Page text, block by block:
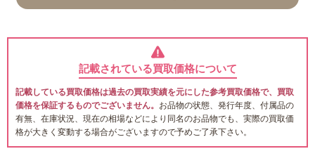
記載されている買取価格について
記載している買取価格は過去の買取実績を元にした参考買取価格で、買取
価格を保証するものでございません。 お品物の状態、発行年度、付属品の
有無、在庫状況、現在の相場などにより同名のお品物でも、実際の買取価
格が大きく変動する場合がございますので予めご了承下さい。